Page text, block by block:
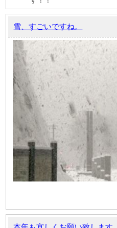
雪、すごいですね。